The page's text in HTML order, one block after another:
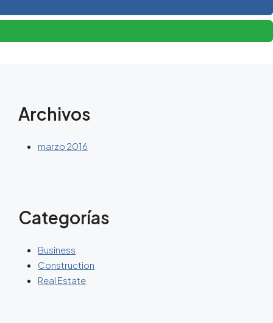
Archivos
marzo 2016
Categorías
Business
Construction
Real Estate